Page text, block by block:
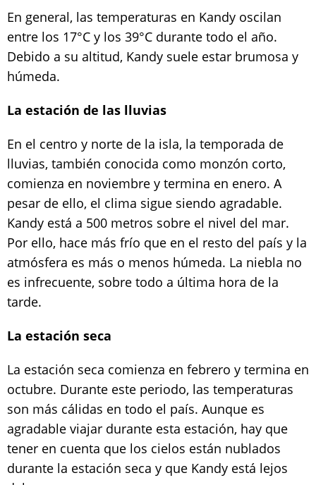
En general, las temperaturas en Kandy oscilan
entre los 17°C y los 39°C durante todo el año.
Debido a su altitud, Kandy suele estar brumosa y
húmeda.
La estación de las lluvias
En el centro y norte de la isla, la temporada de
lluvias, también conocida como monzón corto,
comienza en noviembre y termina en enero. A
pesar de ello, el clima sigue siendo agradable.
Kandy está a 500 metros sobre el nivel del mar.
Por ello, hace más frío que en el resto del país y la
atmósfera es más o menos húmeda. La niebla no
es infrecuente, sobre todo a última hora de la
tarde.
La estación seca
La estación seca comienza en febrero y termina en
octubre. Durante este periodo, las temperaturas
son más cálidas en todo el país. Aunque es
agradable viajar durante esta estación, hay que
tener en cuenta que los cielos están nublados
durante la estación seca y que Kandy está lejos